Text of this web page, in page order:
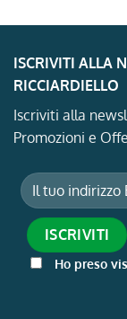
ISCRIVITI ALLA
RICCIARDIELLO
Iscriviti alla
Promozioni e
Ho preso